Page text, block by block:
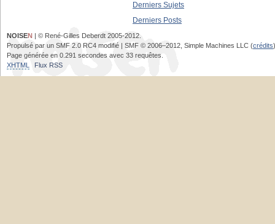
Derniers Sujets
Derniers Posts
NOISEN | © René-Gilles Deberdt 2005-2012.
Propulsé par un SMF 2.0 RC4 modifié | SMF © 2006–2012, Simple Machines LLC (crédits)
Page générée en 0.291 secondes avec 33 requêtes.
XHTML
Flux RSS